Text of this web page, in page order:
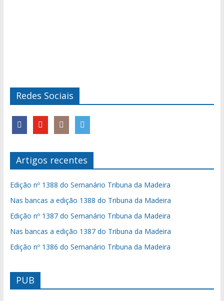
Redes Sociais
Artigos recentes
Edição nº 1388 do Semanário Tribuna da Madeira
Nas bancas a edição 1388 do Tribuna da Madeira
Edição nº 1387 do Semanário Tribuna da Madeira
Nas bancas a edição 1387 do Tribuna da Madeira
Edição nº 1386 do Semanário Tribuna da Madeira
PUB